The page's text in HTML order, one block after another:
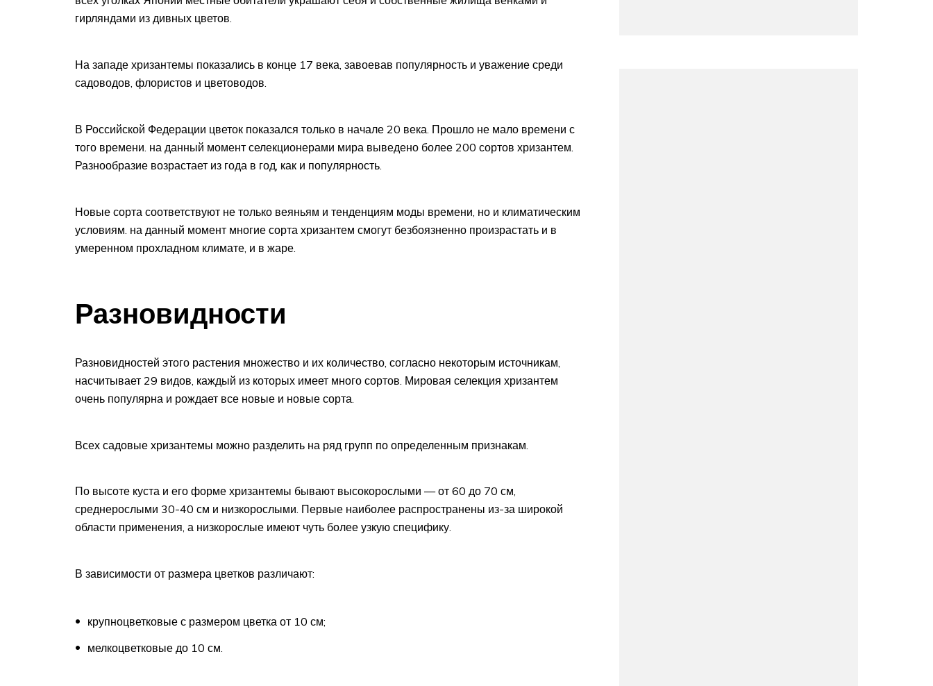
гирляндами из дивных цветов.
На западе хризантемы показались в конце 17 века, завоевав популярность и уважение среди
садоводов, флористов и цветоводов.
В Российской Федерации цветок показался только в начале 20 века. Прошло не мало времени с
того времени. на данный момент селекционерами мира выведено более 200 сортов хризантем.
Разнообразие возрастает из года в год, как и популярность.
Новые сорта соответствуют не только веяньям и тенденциям моды времени, но и климатическим
условиям. на данный момент многие сорта хризантем смогут безбоязненно произрастать и в
умеренном прохладном климате, и в жаре.
Разновидности
Разновидностей этого растения множество и их количество, согласно некоторым источникам,
насчитывает 29 видов, каждый из которых имеет много сортов. Мировая селекция хризантем
очень популярна и рождает все новые и новые сорта.
Всех садовые хризантемы можно разделить на ряд групп по определенным признакам.
По высоте куста и его форме хризантемы бывают высокорослыми — от 60 до 70 см,
среднерослыми 30-40 см и низкорослыми. Первые наиболее распространены из-за широкой
области применения, а низкорослые имеют чуть более узкую специфику.
В зависимости от размера цветков различают:
крупноцветковые с размером цветка от 10 см;
мелкоцветковые до 10 см.